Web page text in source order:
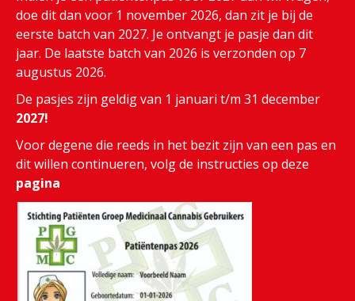
doe dit dan voor 1 november 2026, dan zit je bij de
eerste batch van 2027. Je ontvangt je pasje dan dit
jaar. De laatste batch van 2026 is verzonden op 7
augustus 2026.
De pasjes zijn geldig van 1 januari t/m 31 december
2027!
Voor degene die reeds in het bezit zijn van een pas en
dit willen continueren, volg de instructies op deze
pagina